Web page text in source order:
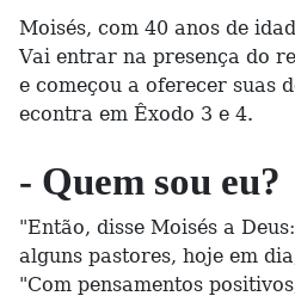
Moisés, com 40 anos de
Vai entrar na presença do
e começou a oferecer suas
econtra em Êxodo 3 e 4.
- Quem sou eu?
"Então, disse Moisés a
alguns pastores, hoje em
"Com pensamentos